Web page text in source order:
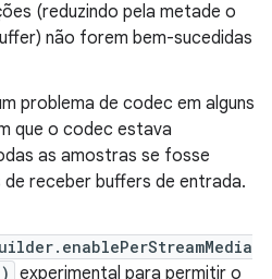
(reduzindo pela metade o
não forem bem-sucedidas
problema de codec em alguns
que o codec estava
as amostras se fosse
receber buffers de entrada.
experimental para permitir o